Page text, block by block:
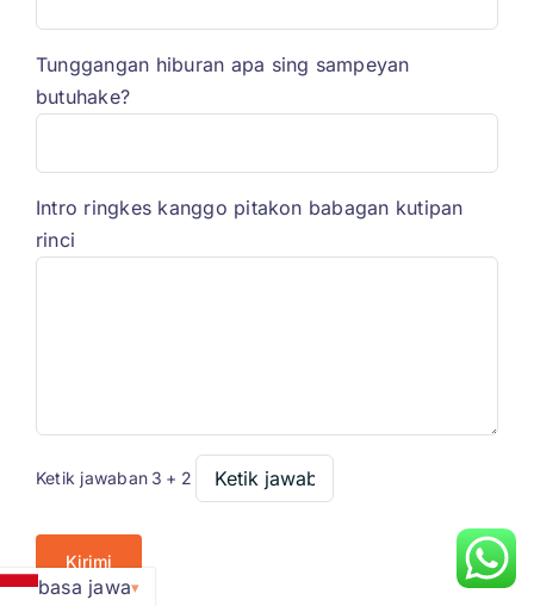
Tunggangan hiburan apa sing sampeyan
butuhake?
Intro ringkes kanggo pitakon babagan kutipan
rinci
Ketik jawaban 3 + 2
basa jawa